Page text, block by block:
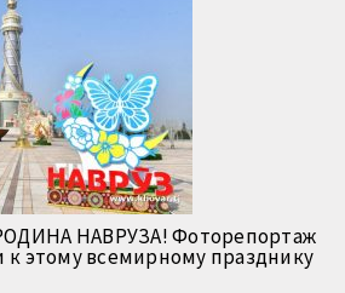
НАВРУЗА! Фоторепортаж
к этому всемирному празднику